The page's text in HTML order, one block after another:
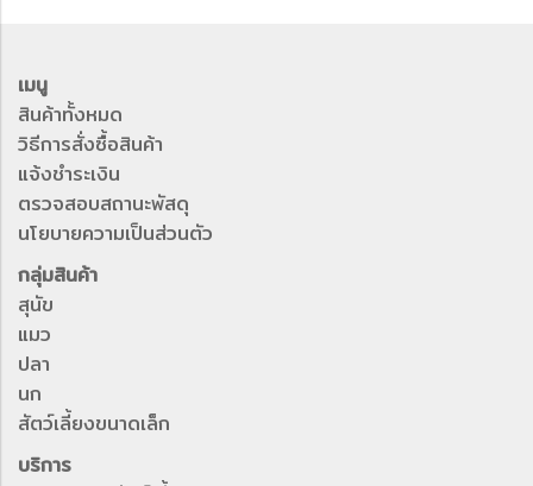
เมนู
สินค้าทั้งหมด
วิธีการสั่งซื้อสินค้า
แจ้งชำระเงิน
ตรวจสอบสถานะพัสดุ
นโยบายความเป็นส่วนตัว
กลุ่มสินค้า
สุนัข
แมว
ปลา
นก
สัตว์เลี้ยงขนาดเล็ก
บริการ